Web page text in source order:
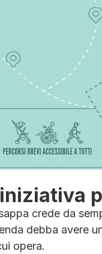
crede da
debba avere
opera.